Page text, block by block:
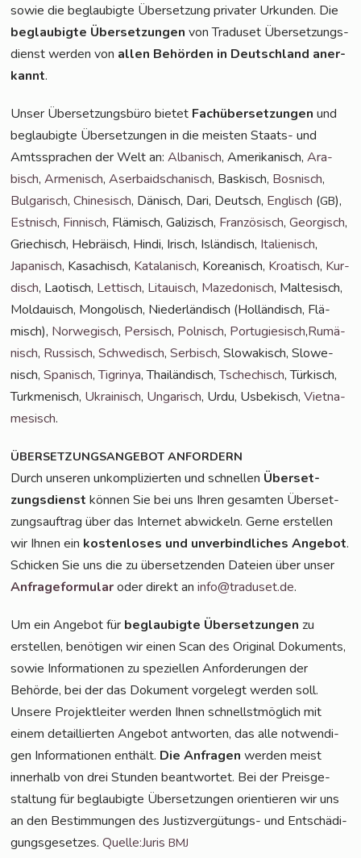
sowie die beglau­big­te Über­set­zung pri­va­ter Urkun­den. Die
beglau­big­te Über­set­zun­gen von Tra­du­set Über­set­zungs­
dienst wer­den von allen Behör­den in Deutsch­land aner­
kannt.
Unser Über­set­zungs­bü­ro bie­tet Fach­über­set­zun­gen und
beglau­big­te Über­set­zun­gen in die meis­ten Staats- und
Amts­spra­chen der Welt an:Alba­nisch, Ame­ri­ka­nisch,Ara­
bisch,Arme­nisch,Aser­bai­dscha­nisch, Bas­kisch, Bos­nisch,
Bul­ga­risch,Chi­ne­sisch, Dänisch, Dari, Deutsch, Eng­lisch (GB),
Est­nisch, Fin­nisch, Flä­misch, Gali­zisch, Fran­zö­sisch,Geor­gisch,
Grie­chisch, Hebrä­isch, Hin­di, Irisch, Islän­disch, Ita­lie­nisch,
Japa­nisch, Kasa­chisch, Kata­la­nisch, Korea­nisch, Kroa­tisch, Kur­
disch, Lao­tisch, Let­tisch, Litau­isch, Maze­do­nisch, Mal­te­sisch,
Mol­dauisch, Mon­go­lisch, Nie­der­län­disch (Hol­län­disch, Flä­
misch), Nor­we­gisch, Per­sisch, Pol­nisch, Por­tu­gie­sisch,Rumä­
nisch, Rus­sisch,Schwe­disch,Ser­bisch, Slo­wa­kisch, Slo­we­
nisch,Spa­nisch,Tig­ri­nya, Thai­län­disch,Tsche­chisch, Tür­kisch,
Turk­me­ni­sch, Ukrai­nisch, Unga­risch, Urdu, Usbe­kisch,Viet­na­
me­sisch.
ÜBERSETZUNGSANGEBOT ANFORDERN
Durch unse­ren unkom­pli­zier­ten und schnel­len Über­set­
zungs­dienst kön­nen Sie bei uns Ihren gesam­ten Über­set­
zungs­auf­trag über das Inter­net abwi­ckeln. Ger­ne erstel­len
wir Ihnen ein kos­ten­lo­ses und unver­bind­li­ches Ange­bot.
Schi­cken Sie uns die zu über­set­zen­den Datei­en über unser
Anfra­ge­for­mu­laroder direkt aninfo@traduset.de.
Um ein Ange­bot für beglau­big­te Über­set­zun­gen zu
erstel­len, benö­ti­gen wir einen Scan des Ori­gi­nal Doku­ments,
sowie Infor­ma­tio­nen zu spe­zi­el­len Anfor­de­run­gen der
Behör­de, bei der das Doku­ment vor­ge­legt wer­den soll.
Unse­re Pro­jekt­lei­ter wer­den Ihnen schnellst­mög­lich mit
einem detail­lier­ten Ange­bot ant­wor­ten, das alle not­wen­di­
gen Infor­ma­tio­nen ent­hält. Die Anfra­gen wer­den meist
inner­halb von drei Stun­den beant­wor­tet. Bei der Preis­ge­
stal­tung für beglau­big­te Über­set­zun­gen ori­en­tie­ren wir uns
an den Bestim­mun­gen des Jus­tiz­ver­gü­tungs- und Ent­schä­di­
gungs­ge­set­zes.Quelle:JurisBMJ